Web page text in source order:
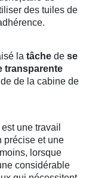
des tuiles de
la tâche de se
transparente
de la cabine de
est une travail
précise et une
lorsque
considérable